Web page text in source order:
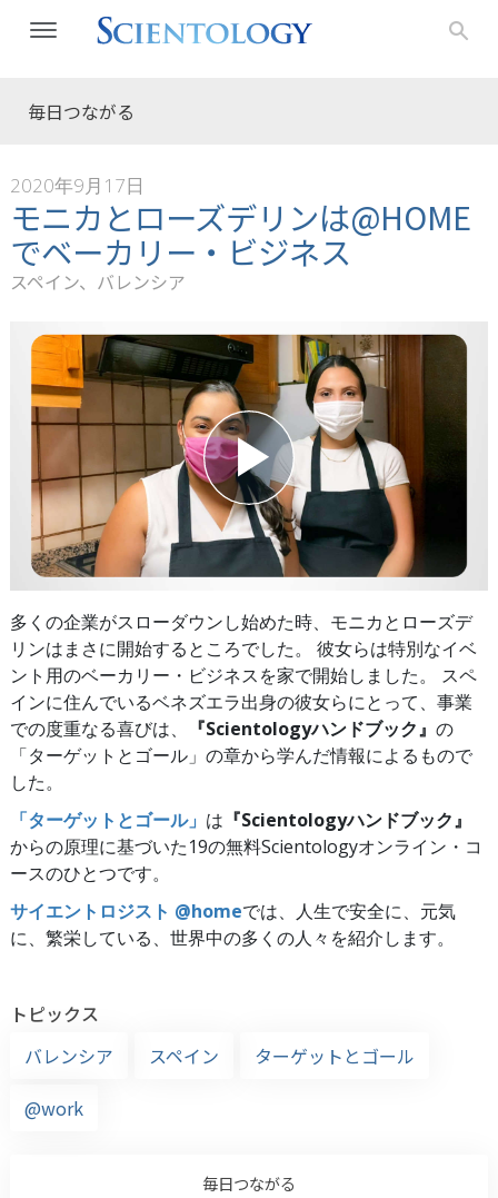
毎日つながる
2020年9月17日
モニカとローズデリンは@HOME
でベーカリー・ビジネス
スペイン、バレンシア
多くの企業がスローダウンし始めた時、モニカとローズデ
リンはまさに開始するところでした。 彼女らは特別なイベ
ント用のベーカリー・ビジネスを家で開始しました。 スペ
インに住んでいるベネズエラ出身の彼女らにとって、事業
での度重なる喜びは、
『Scientologyハンドブック』 の
「ターゲットとゴール」の章から学んだ情報によるもので
した。
「ターゲットとゴール」 は 『Scientologyハンドブック』
からの原理に基づいた19の無料Scientologyオンライン・コ
ースのひとつです。
サイエントロジスト @homeでは、人生で安全に、元気
に、繁栄している、世界中の多くの人々を紹介します。
トピックス
バレンシア
スペイン
ターゲットとゴール
@work
毎日つながる